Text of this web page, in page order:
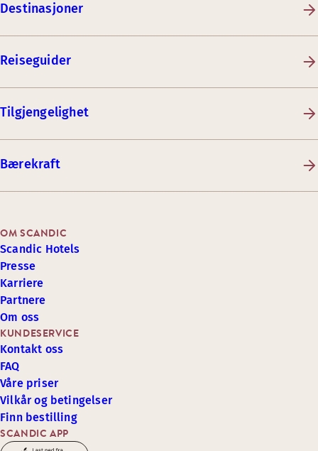
Destinasjoner
Reiseguider
Tilgjengelighet
Bærekraft
SCANDIC APP
KUNDESERVICE
Kontakt oss
FAQ
Våre priser
Vilkår og betingelser
Finn bestilling
OM SCANDIC
Scandic Hotels
Presse
Karriere
Partnere
Om oss